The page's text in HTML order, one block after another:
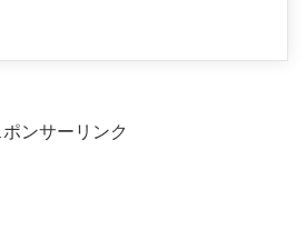
ポンサーリンク